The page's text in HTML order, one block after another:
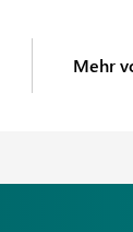
Mehr